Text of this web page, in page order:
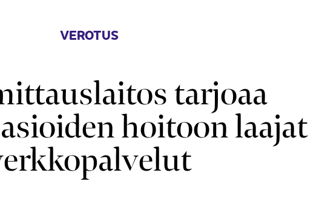
VEROTUS
tarjoaa
hoitoon laajat